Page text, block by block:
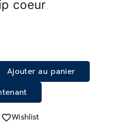
coeur
Ajouter au panier
Wishlist